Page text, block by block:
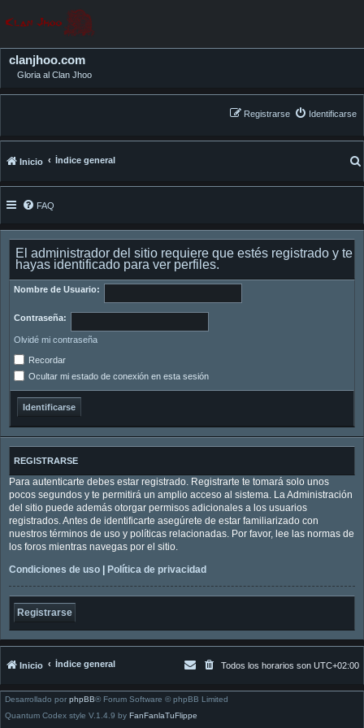
clanjhoo.com
Gloria al Clan Jhoo
Identificarse
Registrarse
Inicio Índice general
FAQ
El administrador del sitio requiere que estés registrado y te
hayas identificado para ver perfiles.
Nombre de Usuario:
Contraseña:
Olvidé mi contraseña
Recordar
Ocultar mi estado de conexión en esta sesión
REGISTRARSE
Para autenticarte debes estar registrado. Registrarte te tomará solo unos
pocos segundos y te permitirá un amplio acceso al sistema. La Administración
del sitio puede además otorgar permisos adicionales a los usuarios
registrados. Antes de identificarte asegúrete de estar familiarizado con
nuestros términos de uso y políticas relacionadas. Por favor, lee las normas de
los foros mientras navegas por el sitio.
Condiciones de uso
Política de privacidad
Registrarse
Inicio Índice general Todos los horarios son UTC+02:00
Desarrollado por phpBB® Forum Software © phpBB Limited
Quantum Codex style V.1.4.9 by FanFanlaTuFlippe